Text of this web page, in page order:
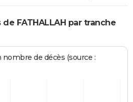
FATHALLAH par tranche
de décès (source :